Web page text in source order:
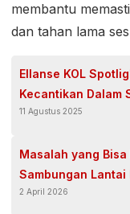
membantu
dan tahan lama
Ellanse KOL
Kecantikan Dalam
11 Agustus 2025
Masalah yang
Sambungan Lantai
2 April 2026